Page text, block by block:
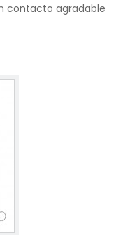
contacto agradable